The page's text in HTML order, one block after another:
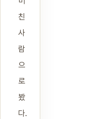
친
사
람
으
로
봤
다.